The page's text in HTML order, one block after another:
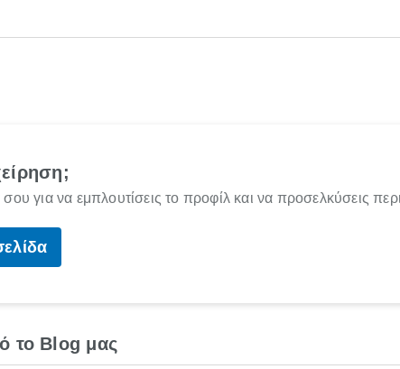
για να εμπλουτίσεις το προφίλ και να προσελκύσεις
το Blog μας